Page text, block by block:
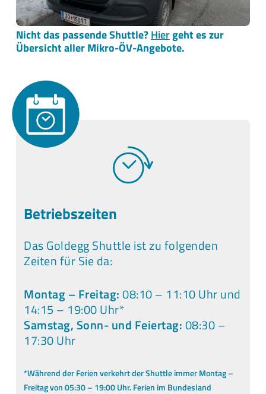
Nicht das passende Shuttle?Hiergeht es zur
Übersicht aller Mikro-ÖV-Angebote.
Betriebszeiten
Das Goldegg Shuttle ist zu folgenden
Zeiten für Sie da:
Montag – Freitag:08:10 – 11:10 Uhr und
14:15 – 19:00 Uhr*
Samstag, Sonn- und Feiertag:08:30 –
17:30 Uhr
*Während der Ferien verkehrt der Shuttle immer Montag –
Freitag von 05:30 – 19:00 Uhr. Ferien im Bundesland